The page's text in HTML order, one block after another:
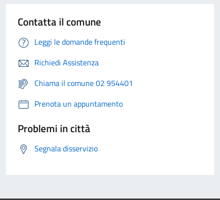
Contatta il comune
Leggi le domande frequenti
Richiedi Assistenza
Chiama il comune 02 954401
Prenota un appuntamento
Problemi in città
Segnala disservizio